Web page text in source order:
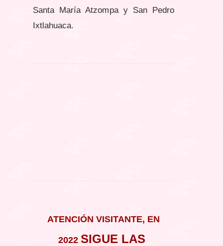
Santa María Atzompa y San Pedro
Ixtlahuaca.
ATENCIÓN VISITANTE, EN
2022 SIGUE LAS